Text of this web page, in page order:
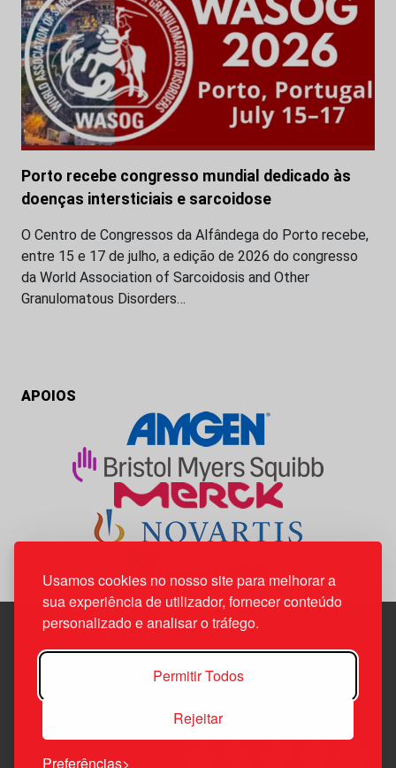
Usamos cookies no nosso site para melhorar a
sua experiência de utilizador, fornecer conteúdo
personalizado e analisar o tráfego.
Permitir Todos
Rejeitar
Preferências
Porto recebe congresso mundial dedicado às
doenças intersticiais e sarcoidose
O Centro de Congressos da Alfândega do Porto recebe,
entre 15 e 17 de julho, a edição de 2026 do congresso
da World Association of Sarcoidosis and Other
Granulomatous Disorders…
APOIOS
Edif. Lisboa Oriente | Av. Infante D. Henrique, n.º 333H, esc.
1800-282 Lisboa | Portugal